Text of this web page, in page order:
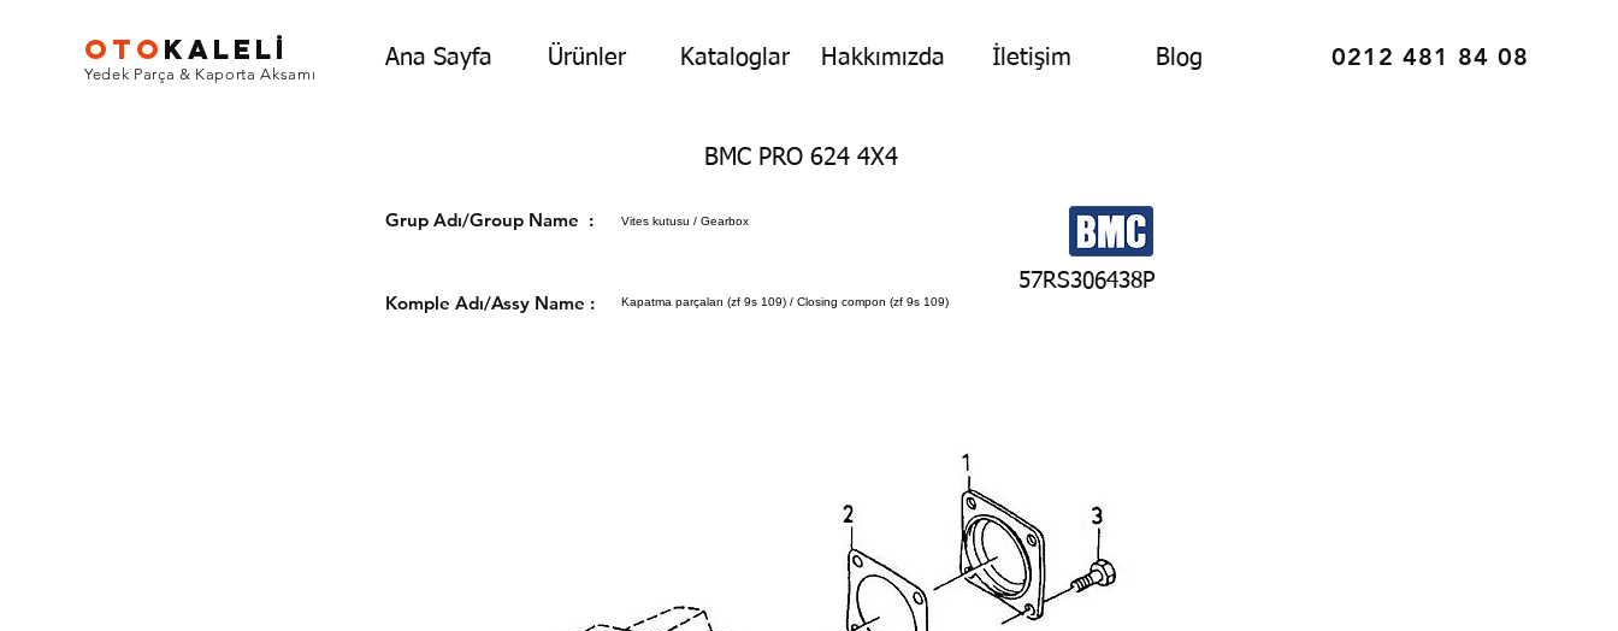
Ana Sayfa Ürünler Kataloglar Hakkımızda İletişim Blog
OTO KALELİ 0212 481 84 08
Yedek Parça & Kaporta Aksamı
BMC PRO 624 4X4
Grup Adı/Group Name :Vites kutusu / Gearbox
Komple Adı/Assy Name : Kapatma parçaları (zf 9s 109) / Closing compon (zf 9s 109)
57RS306438P